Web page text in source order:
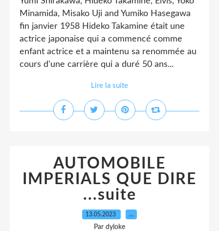
Minamida, Misako Uji and Yumiko Hasegawa
fin janvier 1958 Hideko Takamine était une
actrice japonaise qui a commencé comme
enfant actrice et a maintenu sa renommée au
cours d'une carrière qui a duré 50 ans...
Lire la suite
AUTOMOBILE
IMPERIALS QUE DIRE
...suite
13.05.2023 …
Par dyloke